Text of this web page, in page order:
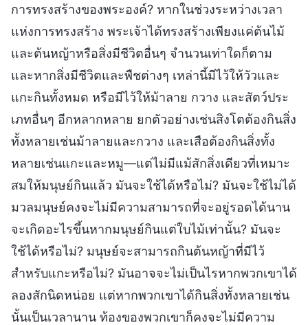
การทรงสร้างของพระองค์? หากในช่วงระหว่างเวลา
แห่งการทรงสร้าง พระเจ้าได้ทรงสร้างเพียงแค่ต้นไม้
และต้นหญ้าหรือสิ่งมีชีวิตอื่นๆ จำนวนเท่าใดก็ตาม
และหากสิ่งมีชีวิตและพืชต่างๆ เหล่านี้มีไว้ให้วัวและ
แกะกินทั้งหมด หรือมีไว้ให้ม้าลาย กวาง และสัตว์ประ
เภทอื่นๆ อีกหลากหลาย ยกตัวอย่างเช่นสิงโตต้องกินสิ่ง
ทั้งหลายเช่นม้าลายและกวาง และเสือต้องกินสิ่งทั้ง
หลายเช่นแกะและหมู—แต่ไม่มีแม้สักสิ่งเดียวที่เหมาะ
สมให้มนุษย์กินแล้ว มันจะใช้ได้หรือไม่? มันจะใช้ไม่ได้
มวลมนุษย์คงจะไม่มีความสามารถที่จะอยู่รอดได้นาน
จะเกิดอะไรขึ้นหากมนุษย์กินแต่ใบไม้เท่านั้น? มันจะ
ใช้ได้หรือไม่? มนุษย์จะสามารถกินต้นหญ้าที่มีไว้
สำหรับแกะหรือไม่? มันอาจจะไม่เป็นไรหากพวกเขาได้
ลองสักนิดหน่อย แต่หากพวกเขาได้กินสิ่งทั้งหลายเช่น
นั้นเป็นเวลานาน ท้องของพวกเขาก็คงจะไม่มีความ